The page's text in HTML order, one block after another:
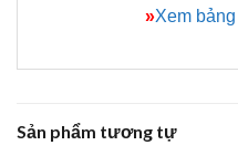
»Xem
Sản phẩm tương tự